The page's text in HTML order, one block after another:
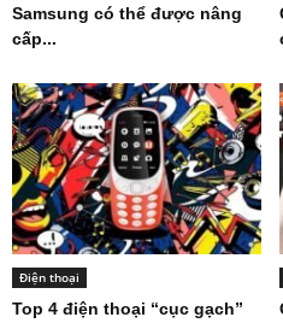
Samsung có thể được nâng
cấp...
Điện thoại
Top 4 điện thoại “cục gạch”